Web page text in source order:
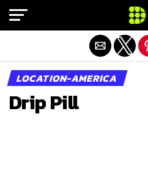
LOCATION-AMERICA
Drip Pill
Exit mobile